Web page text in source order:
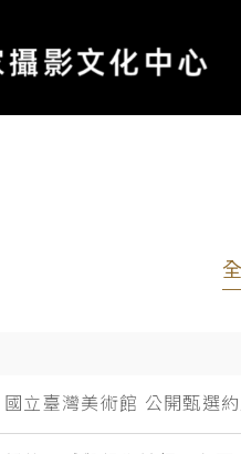
國立臺灣美術館 公開甄選